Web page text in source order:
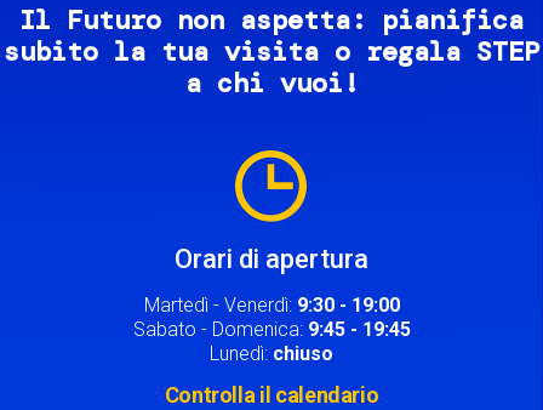
Il Futuro non aspetta: pianifica
subito la tua visita o regala STEP
a chi vuoi!
Orari di apertura
Martedì - Venerdì: 9:30 - 19:00
Sabato - Domenica: 9:45 - 19:45
Lunedì: chiuso
Controlla il calendario